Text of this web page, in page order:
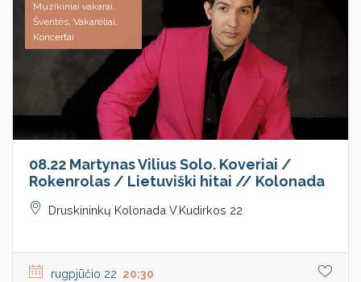
Muzikiniai vakarai,
Šventės, Vakarėliai,
Koncertai
08.22 Martynas Vilius Solo. Koveriai /
Rokenrolas / Lietuviški hitai // Kolonada
Druskininkų Kolonada V.Kudirkos 22
rugpjūčio 22 20:30